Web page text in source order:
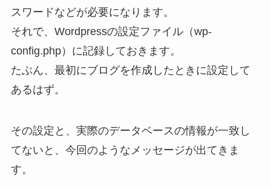
スワードなどが必要になります。
それで、Wordpressの設定ファイル（wp-
config.php）に記録しておきます。
たぶん、最初にブログを作成したときに設定して
あるはず。
その設定と、実際のデータベースの情報が一致し
てないと、今回のようなメッセージが出てきま
す。